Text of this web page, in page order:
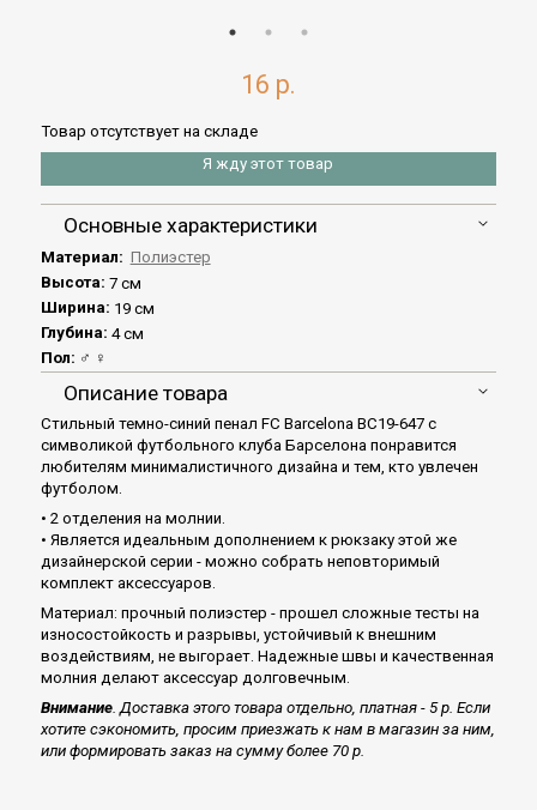
16 р.
Товар отсутствует на складе
Я жду этот товар
Основные характеристики
Материал: Полиэстер
Высота: 7 см
Ширина: 19 см
Глубина: 4 см
Пол: ♂ ♀
Описание товара
Стильный темно-синий пенал FC Barcelona BC19-647 с
символикой футбольного клуба Барселона понравится
любителям минималистичного дизайна и тем, кто увлечен
футболом.
• 2 отделения на молнии.
• Является идеальным дополнением к рюкзаку этой же
дизайнерской серии - можно собрать неповторимый
комплект аксессуаров.
Материал: прочный полиэстер - прошел сложные тесты на
износостойкость и разрывы, устойчивый к внешним
воздействиям, не выгорает. Надежные швы и качественная
молния делают аксессуар долговечным.
Внимание. Доставка этого товара отдельно, платная - 5 р. Если
хотите сэкономить, просим приезжать к нам в магазин за ним,
или формировать заказ на сумму более 70 р.